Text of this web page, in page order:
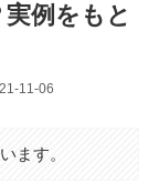
例をもと
11-06
ます。